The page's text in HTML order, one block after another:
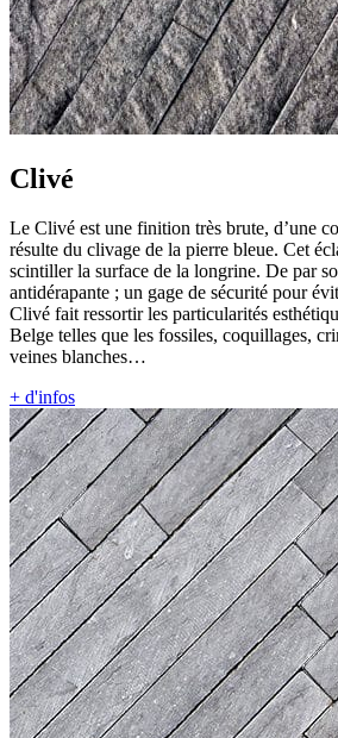
Clivé
Le Clivé est une finition très brute, d’une
résulte du clivage de la pierre bleue. Cet
scintiller la surface de la longrine. De par
antidérapante ; un gage de sécurité pour
Clivé fait ressortir les particularités
Belge telles que les fossiles, coquillages,
veines blanches…
+ d'infos